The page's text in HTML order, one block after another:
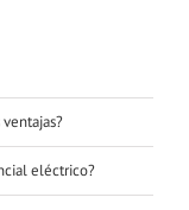
ventajas?
eléctrico?